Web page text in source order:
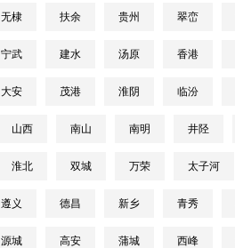
无棣 扶余 贵州 翠峦
宁武 建水 汤原 香港
大安 茂港 淮阴 临汾
山西 南山 南明 井陉
淮北 双城 万荣 太子河
遵义 德昌 新乡 青秀
源城 高安 蒲城 西峰